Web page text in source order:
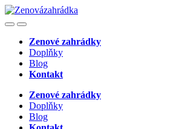
Skip
to
Skip
to
OpenClose
Zenové zahrádky
Doplňky
Blog
Kontakt
Zenové zahrádky
Doplňky
Blog